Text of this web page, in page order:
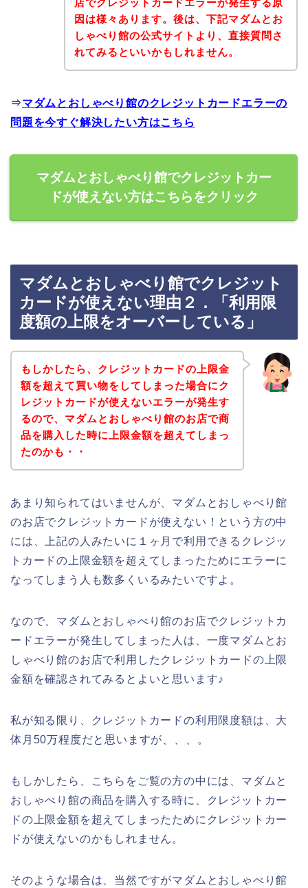
店でクレジットカードエラーが発生する原
因は様々あります。後は、下記マダムとお
しゃべり館の公式サイトより、直接質問さ
れてみるといいかもしれません。
⇒マダムとおしゃべり館のクレジットカードエラーの
問題を今すぐ解決したい方はこちら
マダムとおしゃべり館でクレジットカー
ドが使えない方はこちらをクリック
マダムとおしゃべり館でクレジット
カードが使えない理由２．「利用限
度額の上限をオーバーしている」
もしかしたら、クレジットカードの上限金
額を超えて買い物をしてしまった場合にク
レジットカードが使えないエラーが発生す
るので、マダムとおしゃべり館のお店で商
品を購入した時に上限金額を超えてしまっ
たのかも・・
あまり知られてはいませんが、マダムとおしゃべり館
のお店でクレジットカードが使えない！という方の中
には、上記の人みたいに１ヶ月で利用できるクレジッ
トカードの上限金額を超えてしまったためにエラーに
なってしまう人も数多くいるみたいですよ。
なので、マダムとおしゃべり館のお店でクレジットカ
ードエラーが発生してしまった人は、一度マダムとお
しゃべり館のお店で利用したクレジットカードの上限
金額を確認されてみるとよいと思います♪
私が知る限り、クレジットカードの利用限度額は、大
体月50万程度だと思いますが、、、。
もしかしたら、こちらをご覧の方の中には、マダムと
おしゃべり館の商品を購入する時に、クレジットカー
ドの上限金額を超えてしまったためにクレジットカー
ドが使えないのかもしれません。
そのような場合は、当然ですがマダムとおしゃべり館